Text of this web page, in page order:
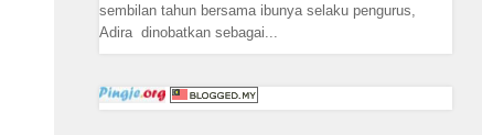
sembilan tahun bersama ibunya selaku pengurus,
Adira dinobatkan sebagai...